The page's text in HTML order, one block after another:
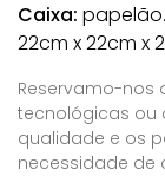
Caixa: papelão.
22cm x 22cm x
Reservamo-nos
tecnológicas ou
qualidade e os
necessidade de